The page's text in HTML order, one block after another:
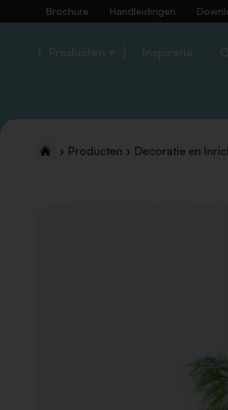
Brochure Handleidingen
Producten + Inspiratie
Producten Decoratie en